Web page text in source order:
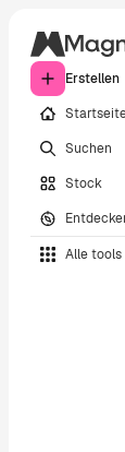
Erstellen
Suchen
Stock
Alle tools